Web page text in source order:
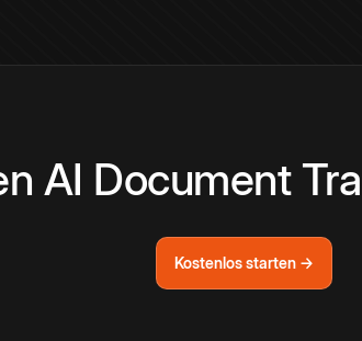
AI Document
Kostenlos starten →